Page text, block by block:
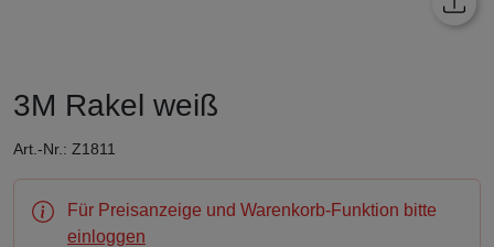
3M Rakel weiß
Art.-Nr.: Z1811
Für Preisanzeige und Warenkorb-Funktion bitte
einloggen